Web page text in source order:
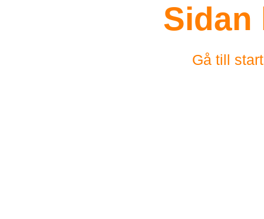
Sidan
Gå till